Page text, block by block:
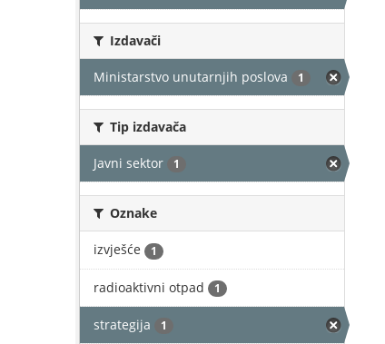
Izdavači
Ministarstvo unutarnjih poslova 1
Tip izdavača
Javni sektor 1
Oznake
izvješće 1
radioaktivni otpad 1
strategija 1